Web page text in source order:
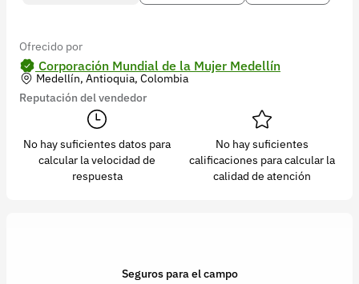
Ofrecido por
Corporación Mundial de la Mujer Medellín
Medellín, Antioquia, Colombia
Reputación del vendedor
No hay suficientes datos para
calcular la velocidad de
respuesta
No hay suficientes
calificaciones para calcular la
calidad de atención
Seguros para el campo